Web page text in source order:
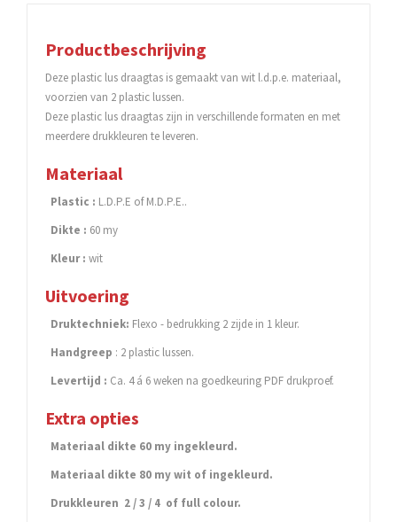
Productbeschrijving
Deze plastic lus draagtas is gemaakt van wit l.d.p.e. materiaal,
voorzien van 2 plastic lussen.
Deze plastic lus draagtas zijn in verschillende formaten en met
meerdere drukkleuren te leveren.
Materiaal
Plastic : L.D.P.E of M.D.P.E..
Dikte : 60 my
Kleur : wit
Uitvoering
Druktechniek: Flexo - bedrukking 2 zijde in 1 kleur.
Handgreep : 2 plastic lussen.
Levertijd : Ca. 4 á 6 weken na goedkeuring PDF drukproef.
Extra opties
Materiaal dikte 60 my ingekleurd.
Materiaal dikte 80 my wit of ingekleurd.
Drukkleuren 2 / 3 / 4 of full colour.